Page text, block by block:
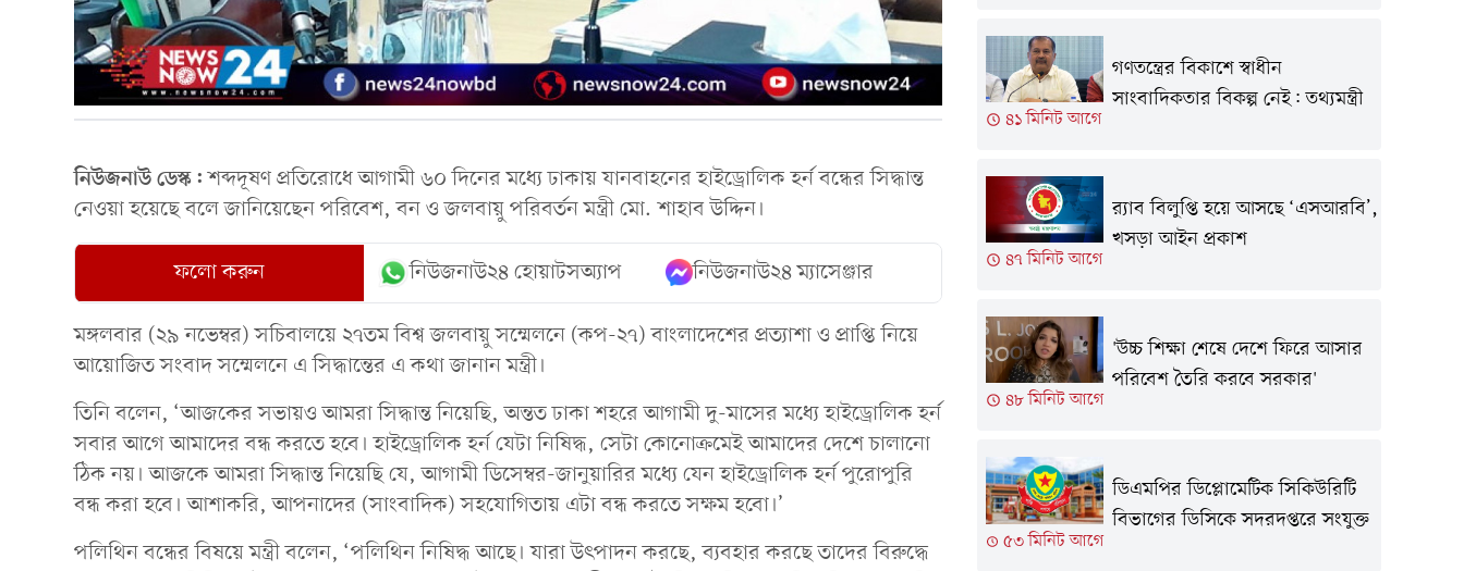
নিউজনাউ ডেস্ক:শব্দদূষণ প্রতিরোধে আগামী ৬০ দিনের মধ্যে ঢাকায় যানবাহনের হাইড্রোলিক হর্ন বন্ধের সিদ্ধান্ত
নেওয়া হয়েছে বলে জানিয়েছেন পরিবেশ, বন ও জলবায়ু পরিবর্তন মন্ত্রী মো. শাহাব উদ্দিন।
ফলো করুন নিউজনাউ২৪ হোয়াটসঅ্যাপ নিউজনাউ২৪ ম্যাসেঞ্জার
মঙ্গলবার (২৯ নভেম্বর) সচিবালয়ে ২৭তম বিশ্ব জলবায়ু সম্মেলনে (কপ-২৭) বাংলাদেশের প্রত্যাশা ও প্রাপ্তি নিয়ে
আয়োজিত সংবাদ সম্মেলনে এ সিদ্ধান্তের এ কথা জানান মন্ত্রী।
তিনি বলেন, ‘আজকের সভায়ও আমরা সিদ্ধান্ত নিয়েছি, অন্তত ঢাকা শহরে আগামী দু-মাসের মধ্যে হাইড্রোলিক হর্ন
সবার আগে আমাদের বন্ধ করতে হবে। হাইড্রোলিক হর্ন যেটা নিষিদ্ধ, সেটা কোনোক্রমেই আমাদের দেশে চালানো
ঠিক নয়। আজকে আমরা সিদ্ধান্ত নিয়েছি যে, আগামী ডিসেম্বর-জানুয়ারির মধ্যে যেন হাইড্রোলিক হর্ন পুরোপুরি
বন্ধ করা হবে। আশাকরি, আপনাদের (সাংবাদিক) সহযোগিতায় এটা বন্ধ করতে সক্ষম হবো।’
পলিথিন বন্ধের বিষয়ে মন্ত্রী বলেন, ‘পলিথিন নিষিদ্ধ আছে। যারা উৎপাদন করছে, ব্যবহার করছে তাদের বিরুদ্ধে
৪১ মিনিট আগে
গণতন্ত্রের বিকাশে স্বাধীন
সাংবাদিকতার বিকল্প নেই: তথ্যমন্ত্রী
৪৭ মিনিট আগে
র‍্যাব বিলুপ্তি হয়ে আসছে ‘এসআরবি’,
খসড়া আইন প্রকাশ
৪৮ মিনিট আগে
'উচ্চ শিক্ষা শেষে দেশে ফিরে আসার
পরিবেশ তৈরি করবে সরকার'
৫৩ মিনিট আগে
ডিএমপির ডিপ্লোমেটিক সিকিউরিটি
বিভাগের ডিসিকে সদরদপ্তরে সংযুক্ত